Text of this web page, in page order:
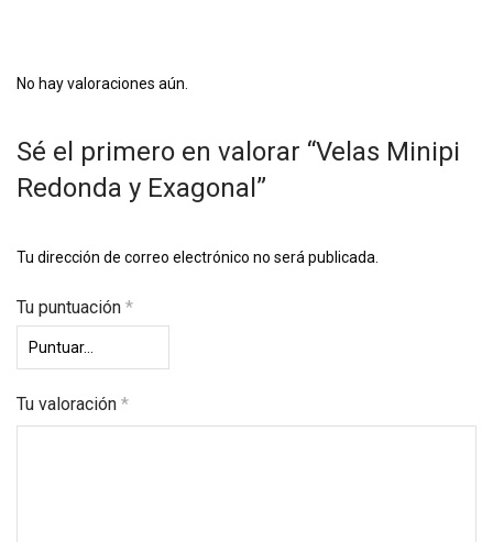
No hay valoraciones aún.
Sé el primero en valorar “Velas Minipi
Redonda y Exagonal”
Tu dirección de correo electrónico no será publicada.
Tu puntuación *
Tu valoración *